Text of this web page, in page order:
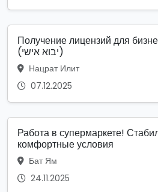
Получение лицензий для
(יבוא אישי)
Нацрат Илит
07.12.2025
Работа в супермаркете!
комфортные условия
Бат Ям
24.11.2025